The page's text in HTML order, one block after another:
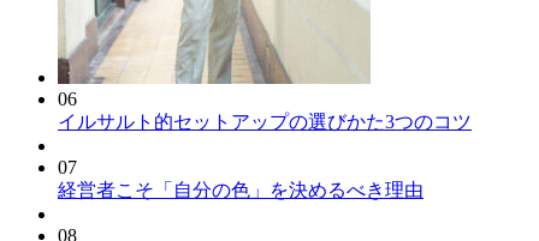
06
イルサルト的セットアップの選びかた3つのコツ
07
経営者こそ「自分の色」を決めるべき理由
08